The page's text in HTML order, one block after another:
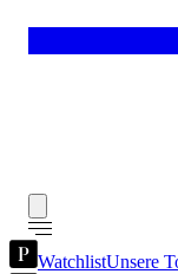
WatchlistUnsere